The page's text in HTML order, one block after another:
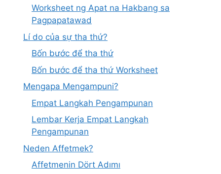
Worksheet ng Apat na Hakbang sa
Pagpapatawad
Lí do của sự tha thứ?
Bốn bước để tha thứ
Bốn bước để tha thứ Worksheet
Mengapa Mengampuni?
Empat Langkah Pengampunan
Lembar Kerja Empat Langkah
Pengampunan
Neden Affetmek?
Affetmenin Dört Adımı